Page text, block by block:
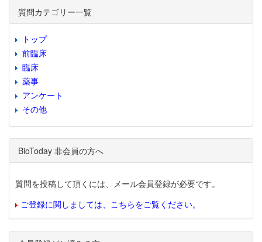
質問カテゴリー一覧
トップ
前臨床
臨床
薬事
アンケート
その他
BioToday 非会員の方へ
質問を投稿して頂くには、メール会員登録が必要です。
ご登録に関しましては、こちらをご覧ください。